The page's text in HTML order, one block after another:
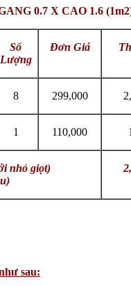
0.7 X CAO 1.6 (1m2
Số
Lượng
Đơn Giá
8 299,000
1 110,000
nhỏ giọt)
sau: